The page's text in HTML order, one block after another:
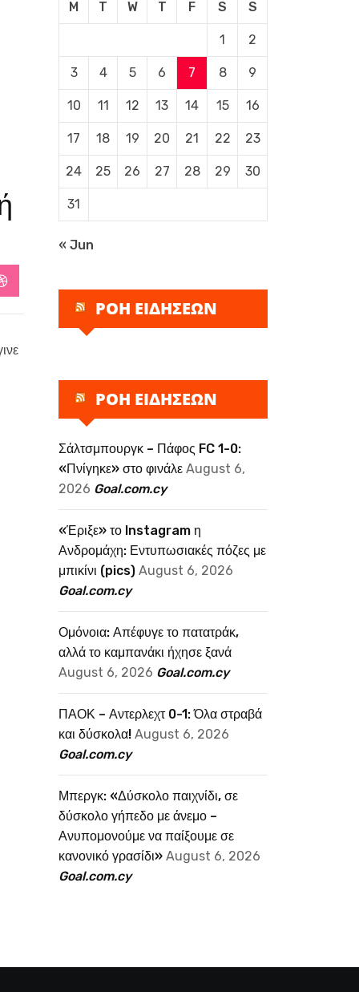
StumbleUpon
M T W T F S S
1 2
3 4 5 6 7 8 9
10 11 12 13 14 15 16
17 18 19 20 21 22 23
24 25 26 27 28 29 30
31
« Jun
ΡΟΗ ΕΙΔΗΣΕΩΝ
ΡΟΗ ΕΙΔΗΣΕΩΝ
Σάλτσμπουργκ – Πάφος FC 1-0:
«Πνίγηκε» στο φινάλε August 6,
2026 Goal.com.cy
«Έριξε» το Instagram η
Ανδρομάχη: Εντυπωσιακές πόζες με
μπικίνι (pics) August 6, 2026
Goal.com.cy
Ομόνοια: Απέφυγε το πατατράκ,
αλλά το καμπανάκι ήχησε ξανά
August 6, 2026 Goal.com.cy
ΠΑΟΚ – Αντερλεχτ 0-1: Όλα στραβά
και δύσκολα! August 6, 2026
Goal.com.cy
Μπεργκ: «Δύσκολο παιχνίδι, σε
δύσκολο γήπεδο με άνεμο –
Ανυπομονούμε να παίξουμε σε
κανονικό γρασίδι» August 6, 2026
Goal.com.cy